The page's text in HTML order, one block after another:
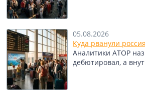
Тем же, кому пока не
для виртуальных путешествий.
Теги:Исландия Рейкьянес
05.08.2026
Куда рванули
Аналитики АТОР
дебютировал, а